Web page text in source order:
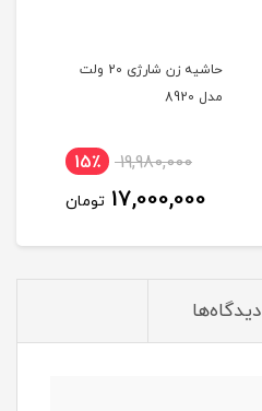
حاشیه زن شارژی 20 ولت
مدل 8920
19,980,000 15٪
17,000,000 تومان
دیدگاه‌ها